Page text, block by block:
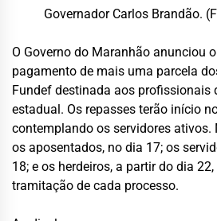
Governador Carlos Brandão.
O Governo do Maranhão anunciou
pagamento de mais uma parcela
Fundef destinada aos profissionais
estadual. Os repasses terão início
contemplando os servidores ativos.
os aposentados, no dia 17; os
18; e os herdeiros, a partir do dia
tramitação de cada processo.